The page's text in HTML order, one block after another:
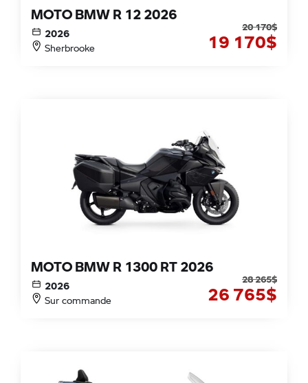
MOTO BMW R 12 2026
2026
Sherbrooke
20 170$
19 170$
MOTO BMW R 1300 RT 2026
2026
Sur commande
28 265$
26 765$